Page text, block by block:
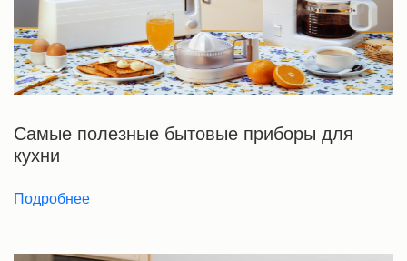
Самые полезные бытовые приборы для
кухни
Подробнее